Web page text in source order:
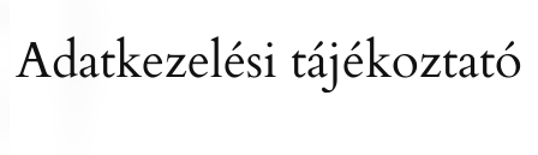
Adatkezelési tájékoztató